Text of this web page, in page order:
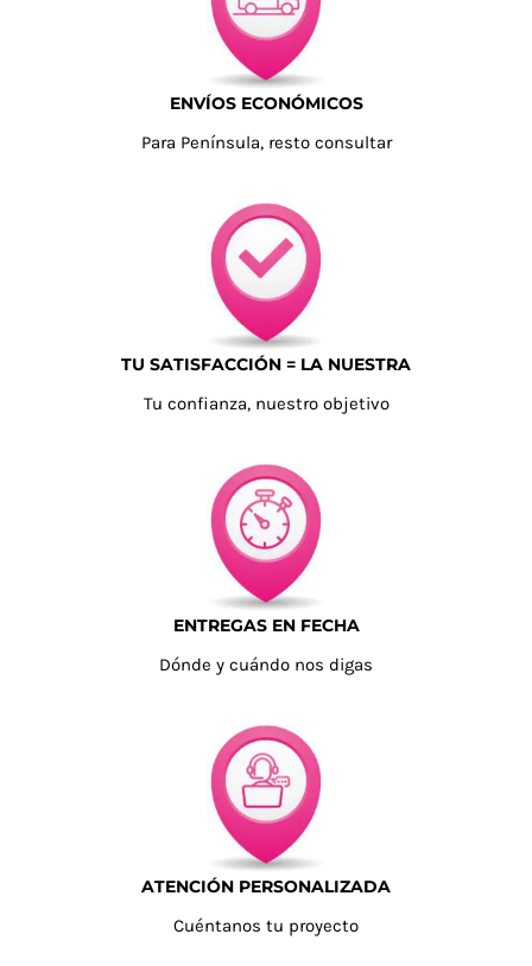
ENVÍOS ECONÓMICOS
Para Península, resto consultar
TU SATISFACCIÓN = LA NUESTRA
Tu confianza, nuestro objetivo
ENTREGAS EN FECHA
Dónde y cuándo nos digas
ATENCIÓN PERSONALIZADA
Cuéntanos tu proyecto